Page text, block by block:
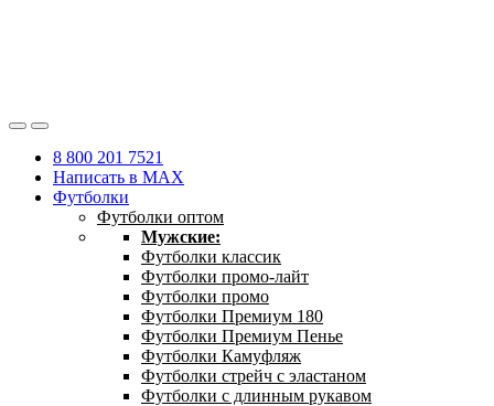
8 800 201 7521
Написать в MAX
Футболки
Футболки оптом
Мужские:
Футболки классик
Футболки промо-лайт
Футболки промо
Футболки Премиум 180
Футболки Премиум Пенье
Футболки Камуфляж
Футболки стрейч с эластаном
Футболки с длинным рукавом